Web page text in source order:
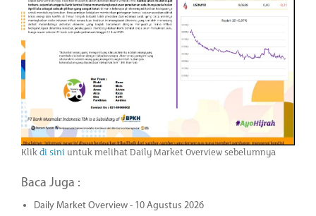
Klikdi sini untuk melihat Daily Market Overview sebelumnya
Baca Juga :
Daily Market Overview - 10 Agustus 2026